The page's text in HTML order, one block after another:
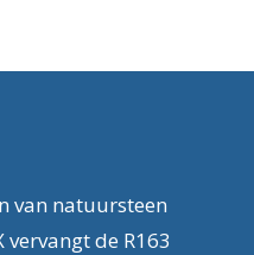
van natuursteen
vervangt de R163